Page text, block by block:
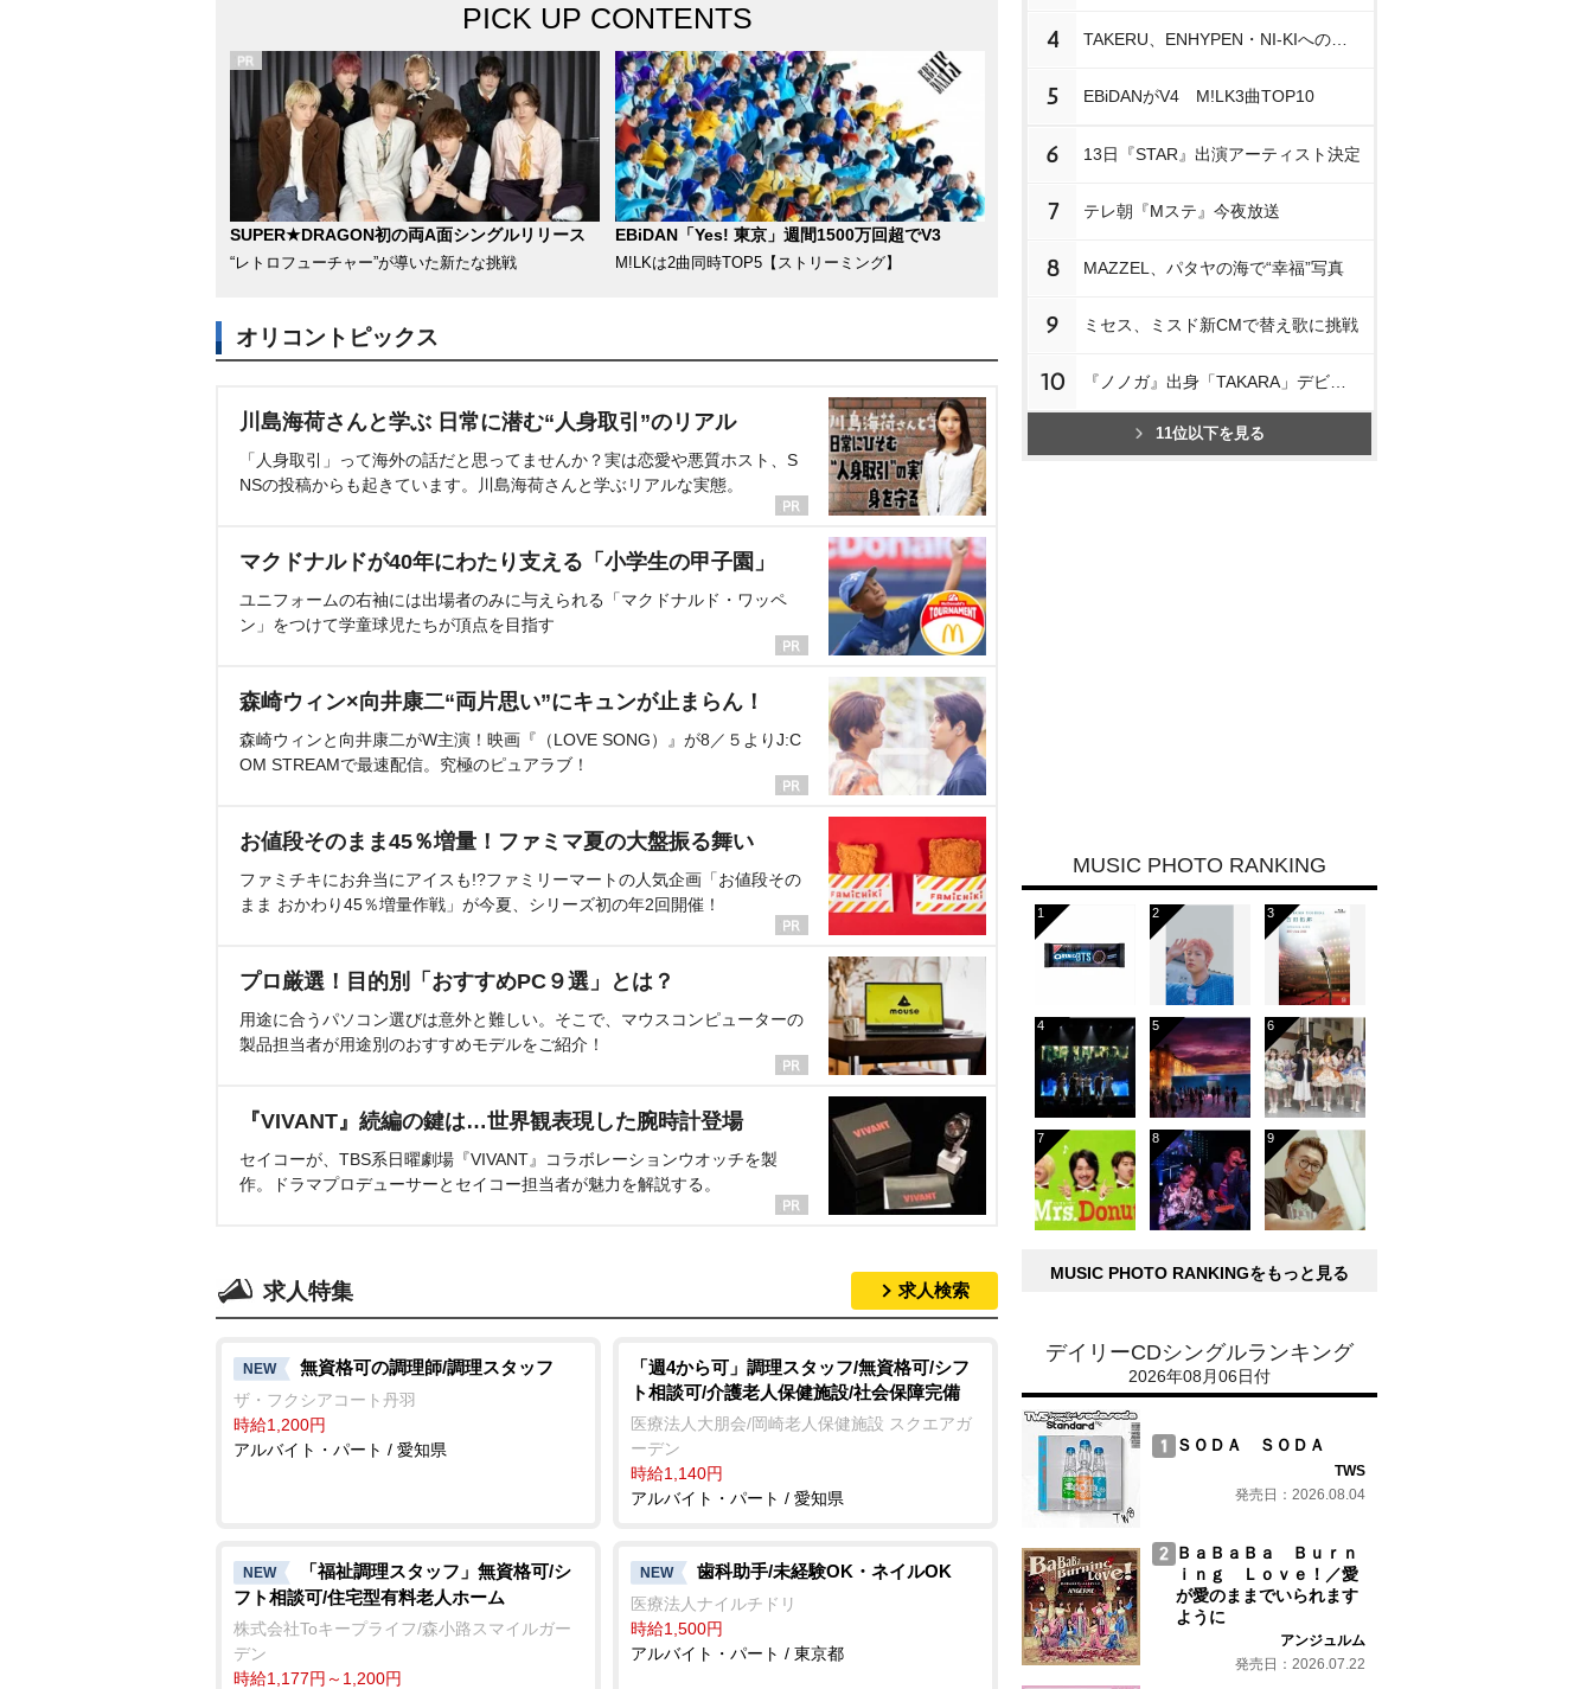
PICK UP CONTENTS
SUPER★DRAGON初の両A面シングルリリース
“レトロフューチャー”が導いた新たな挑戦
EBiDAN「Yes! 東京」週間1500万回超でV3
M!LKは2曲同時TOP5【ストリーミング】
オリコントピックス
川島海荷さんと学ぶ 日常に潜む“人身取引”のリアル
「人身取引」って海外の話だと思ってませんか？実は恋愛や悪質ホスト、S
NSの投稿からも起きています。川島海荷さんと学ぶリアルな実態。
マクドナルドが40年にわたり支える「小学生の甲子園」
ユニフォームの右袖には出場者のみに与えられる「マクドナルド・ワッペ
ン」をつけて学童球児たちが頂点を目指す
森崎ウィン×向井康二“両片思い”にキュンが止まらん！
森崎ウィンと向井康二がW主演！映画『（LOVE SONG）』が8／５よりJ:C
OM STREAMで最速配信。究極のピュアラブ！
お値段そのまま45％増量！ファミマ夏の大盤振る舞い
ファミチキにお弁当にアイスも!?ファミリーマートの人気企画「お値段その
まま おかわり45％増量作戦」が今夏、シリーズ初の年2回開催！
プロ厳選！目的別「おすすめPC９選」とは？
用途に合うパソコン選びは意外と難しい。そこで、マウスコンピューターの
製品担当者が用途別のおすすめモデルをご紹介！
『VIVANT』続編の鍵は…世界観表現した腕時計登場
セイコーが、TBS系日曜劇場『VIVANT』コラボレーションウオッチを製
作。ドラマプロデューサーとセイコー担当者が魅力を解説する。
求人特集 求人検索
NEW 無資格可の調理師/調理スタッフ
ザ・フクシアコート丹羽
時給1,200円
アルバイト・パート / 愛知県
「週4から可」調理スタッフ/無資格可/シフ
ト相談可/介護老人保健施設/社会保障完備
医療法人大朋会/岡崎老人保健施設 スクエアガ
ーデン
時給1,140円
アルバイト・パート / 愛知県
NEW
「福祉調理スタッフ」無資格可/シ
フト相談可/住宅型有料老人ホーム
株式会社Toキープライフ/森小路スマイルガー
デン
時給1,177円～1,200円
NEW 歯科助手/未経験OK・ネイルOK
医療法人ナイルチドリ
時給1,500円
アルバイト・パート / 東京都
4
5 EBiDANがV4 M!LK3曲TOP10
6 13日『STAR』出演アーティスト決定
7 テレ朝『Mステ』今夜放送
8 MAZZEL、パタヤの海で“幸福”写真
9 ミセス、ミスド新CMで替え歌に挑戦
10
11位以下を見る
MUSIC PHOTO RANKING
MUSIC PHOTO RANKINGをもっと見る
デイリーCDシングルランキング
2026年08月06日付
ＳＯＤＡ ＳＯＤＡ
TWS
発売日：2026.08.04
ＢａＢａＢａ Ｂｕｒｎ
ｉｎｇ Ｌｏｖｅ！／愛
が愛のままでいられます
ように
アンジュルム
発売日：2026.07.22